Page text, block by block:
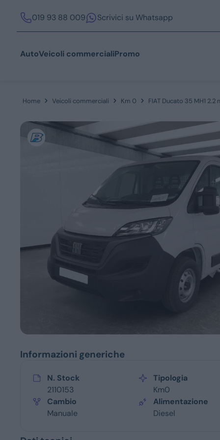
019 93 88 009 Scrivici su Whatsapp
AutoVeicoli commercialiPromo
Acquista
Servizi
Home Veicoli commerciali Km 0 FIAT Ducato 35 MH1
Informazioni generiche
N. Stock
2110153
Tipologia
Km0
Cambio
Manuale
Alimentazione
Diesel